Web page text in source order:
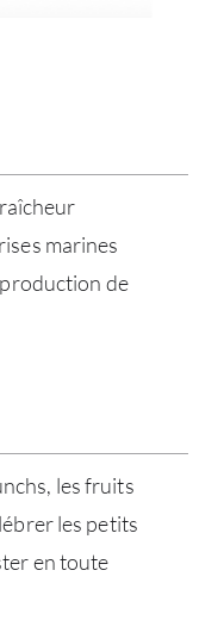
À
marines
de
les fruits
les petits
en toute